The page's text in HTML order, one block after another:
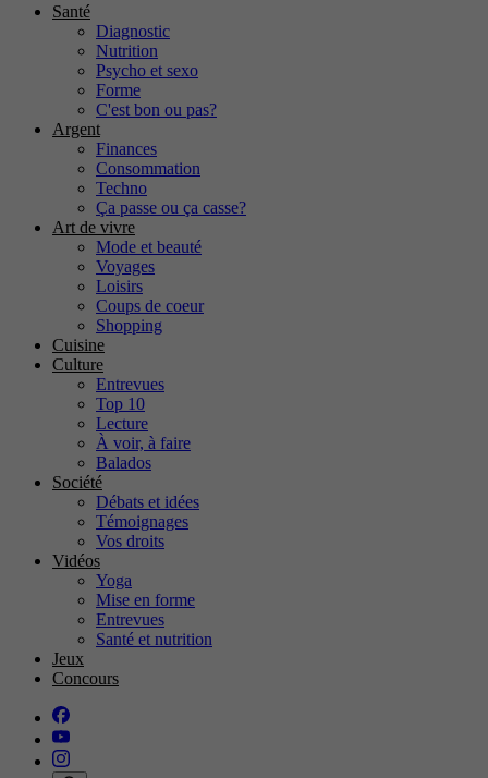
Santé
Diagnostic
Nutrition
Psycho et sexo
Forme
C'est bon ou pas?
Argent
Finances
Consommation
Techno
Ça passe ou ça casse?
Art de vivre
Mode et beauté
Voyages
Loisirs
Coups de coeur
Shopping
Cuisine
Culture
Entrevues
Top 10
Lecture
À voir, à faire
Balados
Société
Débats et idées
Témoignages
Vos droits
Vidéos
Yoga
Mise en forme
Entrevues
Santé et nutrition
Jeux
Concours